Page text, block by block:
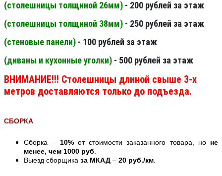
(столешницы толщиной 26мм) - 200 рублей за этаж
(столешницы толщиной 38мм) - 250 рублей за этаж
(стеновые панели) - 100 рублей за этаж
(диваны и кухонные уголки) - 500 рублей за этаж
ВНИМАНИЕ!!! Столешницы длиной свыше 3-х
метров доставляются только до подъезда.
СБОРКА
Сборка – 10%от стоимости заказанного товара, но не
менее, чем 1000 руб
Выезд сборщика за МКАД – 20 руб./км